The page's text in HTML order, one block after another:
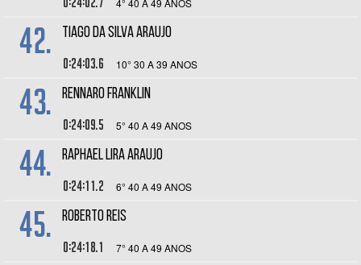
4° 40 A 49 ANOS
42. TIAGO DA SILVA ARAUJO
0:24:03.6 10° 30 A 39 ANOS
43. RENNARO FRANKLIN
0:24:09.5 5° 40 A 49 ANOS
44. RAPHAEL LIRA ARAUJO
0:24:11.2 6° 40 A 49 ANOS
45. ROBERTO REIS
0:24:18.1 7° 40 A 49 ANOS